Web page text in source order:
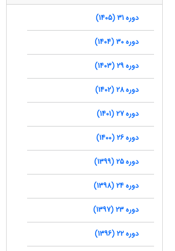
دوره 31 (1405)
دوره 30 (1404)
دوره 29 (1403)
دوره 28 (1402)
دوره 27 (1401)
دوره 26 (1400)
دوره 25 (1399)
دوره 24 (1398)
دوره 23 (1397)
دوره 22 (1396)